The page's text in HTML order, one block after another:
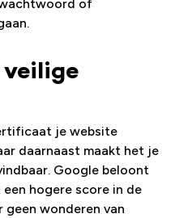
of
veilige
je website
daarnaast maakt het je
Google beloont
hogere score in de
geen wonderen van